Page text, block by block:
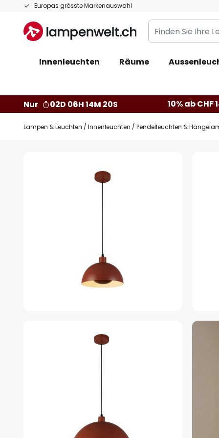
Europas grösste Markenauswahl
Zum
springen
Finden
Sie
Leuchte...
Innenleuchten Räume
Nur
02D 06H 14M 19S 10% ab CHF
Lampen & Leuchten Innenleuchten Pendelleuchten &